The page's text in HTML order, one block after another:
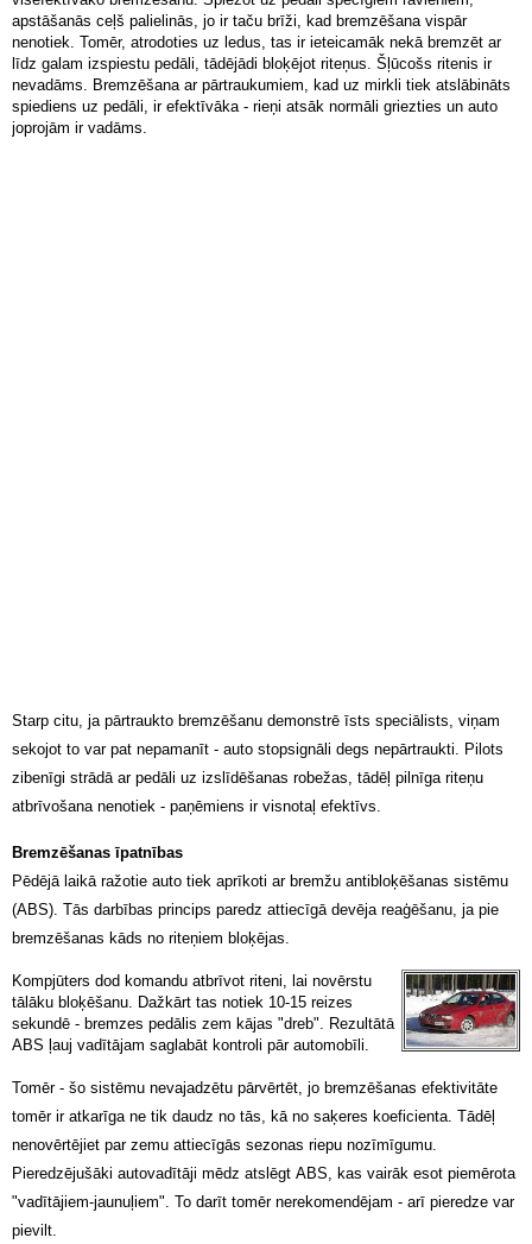
apstāšanās ceļš palielinās, jo ir taču brīži, kad bremzēšana vispār
nenotiek. Tomēr, atrodoties uz ledus, tas ir ieteicamāk nekā bremzēt ar
līdz galam izspiestu pedāli, tādējādi bloķējot riteņus. Šļūcošs ritenis ir
nevadāms. Bremzēšana ar pārtraukumiem, kad uz mirkli tiek atslābināts
spiediens uz pedāli, ir efektīvāka - rieņi atsāk normāli griezties un auto
joprojām ir vadāms.
Starp citu, ja pārtraukto bremzēšanu demonstrē īsts speciālists, viņam
sekojot to var pat nepamanīt - auto stopsignāli degs nepārtraukti. Pilots
zibenīgi strādā ar pedāli uz izslīdēšanas robežas, tādēļ pilnīga riteņu
atbrīvošana nenotiek - paņēmiens ir visnotaļ efektīvs.
Bremzēšanas īpatnības
Pēdējā laikā ražotie auto tiek aprīkoti ar bremžu antibloķēšanas sistēmu
(ABS). Tās darbības princips paredz attiecīgā devēja reaģēšanu, ja pie
bremzēšanas kāds no riteņiem bloķējas.
Kompjūters dod komandu atbrīvot riteni, lai novērstu
tālāku bloķēšanu. Dažkārt tas notiek 10-15 reizes
sekundē - bremzes pedālis zem kājas "dreb". Rezultātā
ABS ļauj vadītājam saglabāt kontroli pār automobīli.
Tomēr - šo sistēmu nevajadzētu pārvērtēt, jo bremzēšanas efektivitāte
tomēr ir atkarīga ne tik daudz no tās, kā no saķeres koeficienta. Tādēļ
nenovērtējiet par zemu attiecīgās sezonas riepu nozīmīgumu.
Pieredzējušāki autovadītāji mēdz atslēgt ABS, kas vairāk esot piemērota
"vadītājiem-jaunuļiem". To darīt tomēr nerekomendējam - arī pieredze var
pievilt.